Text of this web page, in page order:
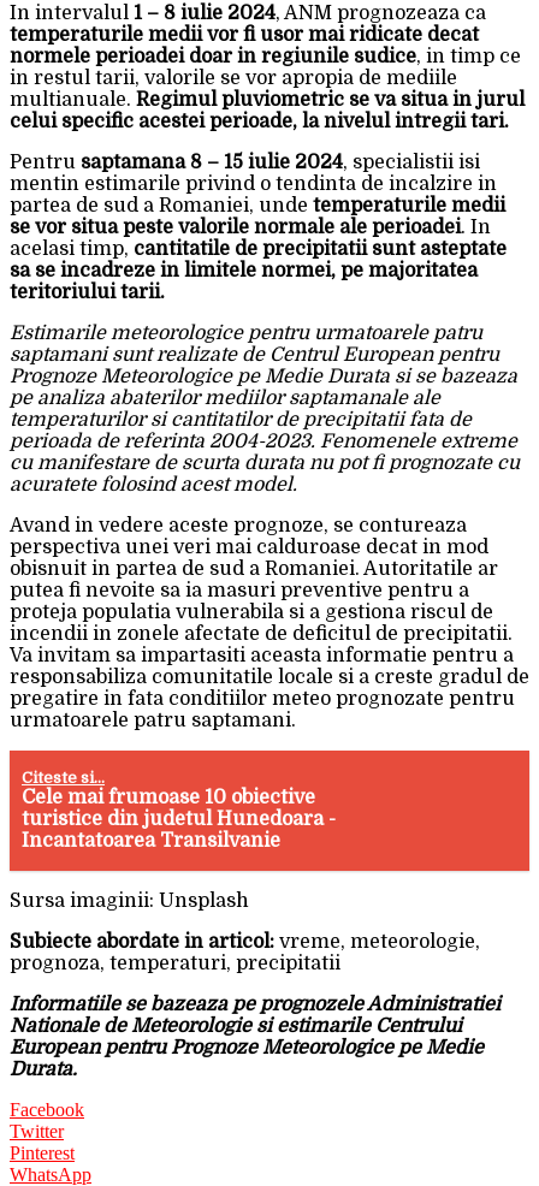
In intervalul 1 – 8 iulie 2024, ANM prognozeaza ca
temperaturile medii vor fi usor mai ridicate decat
normele perioadei doar in regiunile sudice, in timp ce
in restul tarii, valorile se vor apropia de mediile
multianuale. Regimul pluviometric se va situa in jurul
celui specific acestei perioade, la nivelul intregii tari.
Pentru saptamana 8 – 15 iulie 2024, specialistii isi
mentin estimarile privind o tendinta de incalzire in
partea de sud a Romaniei, unde temperaturile medii
se vor situa peste valorile normale ale perioadei. In
acelasi timp, cantitatile de precipitatii sunt asteptate
sa se incadreze in limitele normei, pe majoritatea
teritoriului tarii.
Estimarile meteorologice pentru urmatoarele patru
saptamani sunt realizate de Centrul European pentru
Prognoze Meteorologice pe Medie Durata si se bazeaza
pe analiza abaterilor mediilor saptamanale ale
temperaturilor si cantitatilor de precipitatii fata de
perioada de referinta 2004-2023. Fenomenele extreme
cu manifestare de scurta durata nu pot fi prognozate cu
acuratete folosind acest model.
Avand in vedere aceste prognoze, se contureaza
perspectiva unei veri mai calduroase decat in mod
obisnuit in partea de sud a Romaniei. Autoritatile ar
putea fi nevoite sa ia masuri preventive pentru a
proteja populatia vulnerabila si a gestiona riscul de
incendii in zonele afectate de deficitul de precipitatii.
Va invitam sa impartasiti aceasta informatie pentru a
responsabiliza comunitatile locale si a creste gradul de
pregatire in fata conditiilor meteo prognozate pentru
urmatoarele patru saptamani.
Citeste si...
Cele mai frumoase 10 obiective
turistice din judetul Hunedoara -
Incantatoarea Transilvanie
Sursa imaginii: Unsplash
Subiecte abordate in articol: vreme, meteorologie,
prognoza, temperaturi, precipitatii
Informatiile se bazeaza pe prognozele Administratiei
Nationale de Meteorologie si estimarile Centrului
European pentru Prognoze Meteorologice pe Medie
Durata.
Facebook
Twitter
Pinterest
WhatsApp